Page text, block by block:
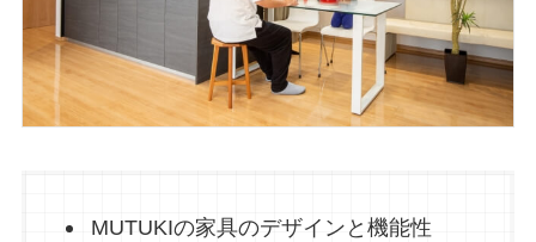
MUTUKIの家具のデザインと機能性